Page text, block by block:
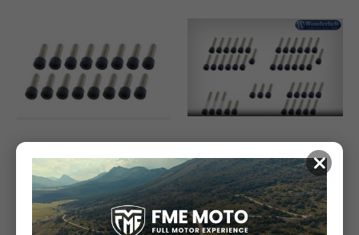
Wunderlich
Motorschroefset, Torx -
zwart.
€ 44.90
Wunderlich
Motorschroefset Torx -
zwart.
€ 44.90
×